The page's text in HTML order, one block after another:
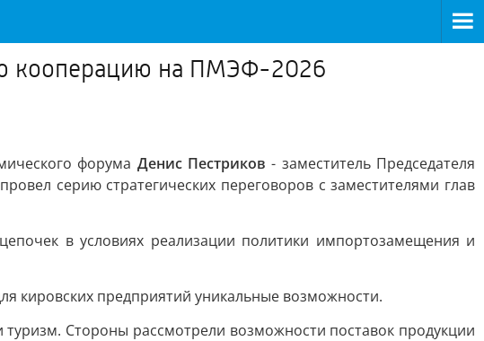
кооперацию на ПМЭФ-2026
форума Денис Пестриков - заместитель Председателя
серию стратегических переговоров с заместителями глав
в условиях реализации политики импортозамещения и
кировских предприятий уникальные возможности.
Стороны рассмотрели возможности поставок продукции